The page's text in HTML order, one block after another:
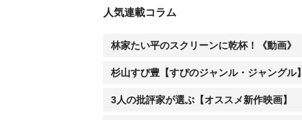
人気連載コラム
林家たい平のスクリーンに乾杯！《動画》
杉山すぴ豊【すぴのジャンル・ジャングル】
3人の批評家が選ぶ【オススメ新作映画】